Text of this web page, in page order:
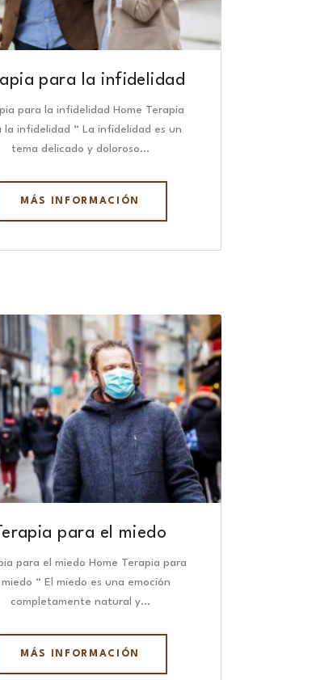
para la infidelidad
para la infidelidad Home Terapia
la infidelidad “ La infidelidad es un
tema delicado y doloroso…
MÁS INFORMACIÓN
Terapia para el miedo
para el miedo Home Terapia para
miedo “ El miedo es una emoción
completamente natural y…
MÁS INFORMACIÓN